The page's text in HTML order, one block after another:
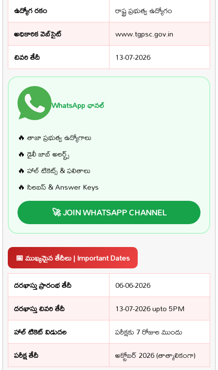
ఉద్యోగ రకం
రాష్ట్ర ప్రభుత్వ ఉద్యోగం
అధికారిక వెబ్‌సైట్
www.tgpsc.gov.in
చివరి తేదీ
13-07-2026
WhatsApp ఛానల్
🔥 తాజా ప్రభుత్వ ఉద్యోగాలు
🔥 డైలీ జాబ్ అలర్ట్స్
🔥 హాల్ టికెట్స్ & ఫలితాలు
🔥 సిలబస్ & Answer Keys
🚀 JOIN WHATSAPP CHANNEL
📅 ముఖ్యమైన తేదీలు | Important Dates
దరఖాస్తు ప్రారంభ తేదీ
06-06-2026
దరఖాస్తు చివరి తేదీ
13-07-2026 upto 5PM
హాల్ టికెట్ విడుదల
పరీక్షకు 7 రోజుల ముందు
పరీక్ష తేదీ
అక్టోబర్ 2026 (తాత్కాలికంగా)